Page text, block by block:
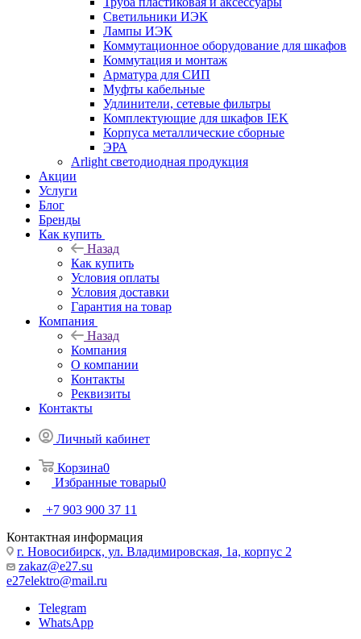
Светильники ИЭК
Лампы ИЭК
Коммутационное оборудование для шкафов
Коммутация и монтаж
Арматура для СИП
Муфты кабельные
Удлинители, сетевые фильтры
Комплектующие для шкафов IEK
Корпуса металлические сборные
ЭРА
Arlight светодиодная продукция
Акции
Услуги
Блог
Бренды
Как купить
Назад
Как купить
Условия оплаты
Условия доставки
Гарантия на товар
Компания
Назад
Компания
О компании
Контакты
Реквизиты
Контакты
Личный кабинет
Корзина0
Избранные товары0
+7 903 900 37 11
Контактная информация
г. Новосибирск, ул. Владимировская, 1а, корпус 2
zakaz@e27.su
e27elektro@mail.ru
Telegram
WhatsApp